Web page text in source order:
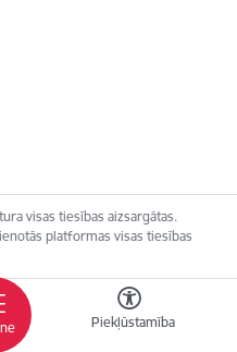
Piekļūstamība
visas tiesības aizsargātas.
platformas visas tiesības